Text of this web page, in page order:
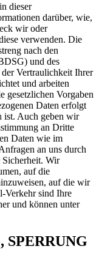
dieser
darüber, wie,
wir oder
verwenden. Die
nach den
und des
Vertraulichkeit Ihrer
und arbeiten
gesetzlichen Vorgaben
Daten erfolgt
ist. Auch geben wir
an Dritte
Daten wie im
an uns durch
Sicherheit. Wir
auf die
auf die wir
Verkehr sind Ihre
und können unter
SPERRUNG